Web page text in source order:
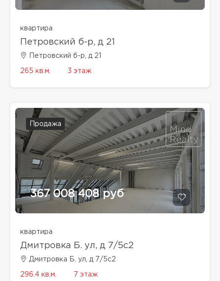
квартира
Петровский б-р, д 21
Петровский б-р, д 21
265 кв.м. 3 этаж
Продажа
367 008 408 руб
квартира
Дмитровка Б. ул, д 7/5с2
Дмитровка Б. ул, д 7/5с2
296.4 кв.м. 7 этаж